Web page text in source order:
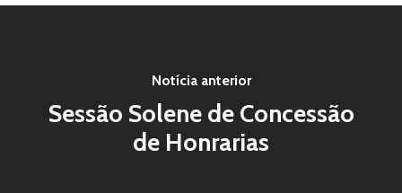
Notícia anterior
Sessão Solene de Concessão
de Honrarias